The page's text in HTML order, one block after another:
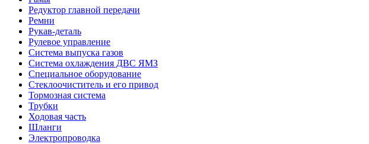
Редуктор главной передачи
Ремни
Рукав-деталь
Рулевое управление
Система выпуска газов
Система охлаждения ДВС ЯМЗ
Специальное оборудование
Стеклоочиститель и его привод
Тормозная система
Трубки
Ходовая часть
Шланги
Электропроводка